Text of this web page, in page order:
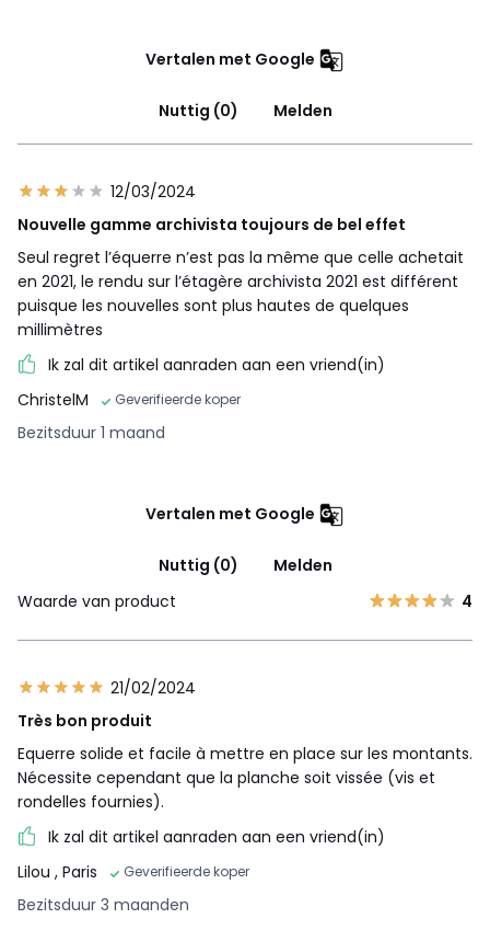
Vertalen met Google
Nuttig (0) Melden
12/03/2024
Nouvelle gamme archivista toujours de bel effet
Seul regret l’équerre n’est pas la même que celle achetait
en 2021, le rendu sur l’étagère archivista 2021 est différent
puisque les nouvelles sont plus hautes de quelques
millimètres
Ik zal dit artikel aanraden aan een vriend(in)
ChristelM
Geverifieerde koper
Bezitsduur 1 maand
Vertalen met Google
Nuttig (0)
Melden
Waarde van product
4
21/02/2024
Très bon produit
Equerre solide et facile à mettre en place sur les montants.
Nécessite cependant que la planche soit vissée (vis et
rondelles fournies).
Ik zal dit artikel aanraden aan een vriend(in)
Lilou , Paris Geverifieerde koper
Bezitsduur 3 maanden